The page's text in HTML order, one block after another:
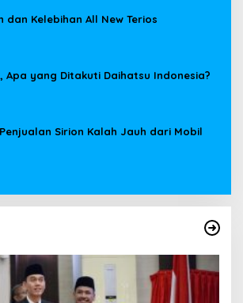
dan Kelebihan All New Terios
Apa yang Ditakuti Daihatsu Indonesia?
Sirion Kalah Jauh dari Mobil